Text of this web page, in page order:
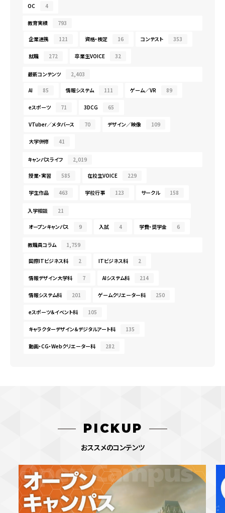
OC 4
教育実績 793
企業連携 121 資格・検定 16 コンテスト 353
就職 272 卒業生VOICE 32
最新コンテンツ 2,403
AI 85 情報システム 111 ゲーム／VR 89
eスポーツ 71 3DCG 65
VTuber／メタバース 70 デザイン／映像 109
大学併修 41
キャンパスライフ 2,019
授業・実習 585 在校生VOICE 229
学生作品 463 学校行事 123 サークル 158
入学相談 21
オープンキャンパス 9 入試 4 学費・奨学金 6
教職員コラム 1,759
国際ITビジネス科 2 ITビジネス科 2
情報デザイン大学科 7 AIシステム科 214
情報システム科 201 ゲームクリエーター科 250
eスポーツ＆イベント科 105
キャラクターデザイン＆デジタルアート科 135
動画・CG・Webクリエーター科 282
PICKUP
おススメのコンテンツ